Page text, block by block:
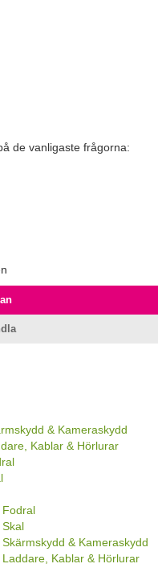
de vanligaste frågorna:
& Kameraskydd
Kablar & Hörlurar
Fodral
& Kameraskydd
Kablar & Hörlurar